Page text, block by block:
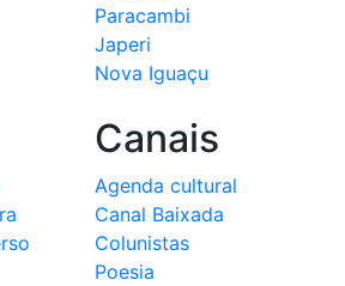
Paracambi
Japeri
Nova Iguaçu
Canais
Agenda cultural
Canal Baixada
Colunistas
Poesia